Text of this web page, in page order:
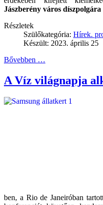
Jászberény város díszpolgára
Részletek
Szülőkategória: Hírek.
Készült: 2023. április 25
Bővebben …
A Víz világnapja
ben, a Rio de Janeiróban